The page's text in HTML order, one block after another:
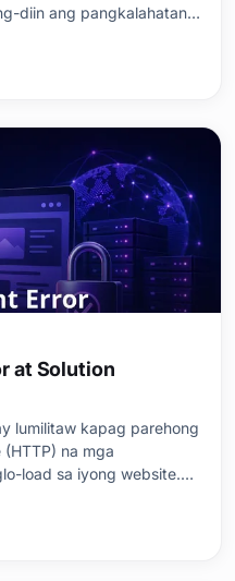
diin ang pangkalahatang-
at ang kahalagahan ng
at Solution
lumilitaw kapag parehong
na mga
load sa iyong website.
ang